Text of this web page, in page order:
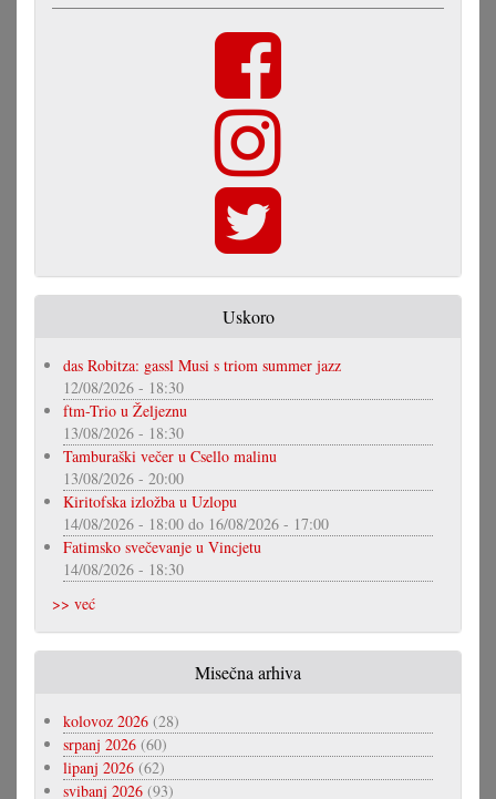
Uskoro
das Robitza: gassl Musi s triom summer jazz
12/08/2026 - 18:30
ftm-Trio u Željeznu
13/08/2026 - 18:30
Tamburaški večer u Csello malinu
13/08/2026 - 20:00
Kiritofska izložba u Uzlopu
14/08/2026 - 18:00 do 16/08/2026 - 17:00
Fatimsko svečevanje u Vincjetu
14/08/2026 - 18:30
>> već
Misečna arhiva
kolovoz 2026 (28)
srpanj 2026 (60)
lipanj 2026 (62)
svibanj 2026 (93)